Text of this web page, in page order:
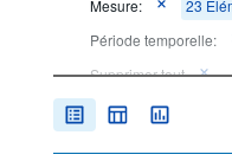
Mesure: 23
Période temporelle:
Supprimer tout